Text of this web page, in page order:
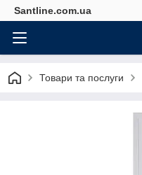
Santline.com.ua
Товари та послуги